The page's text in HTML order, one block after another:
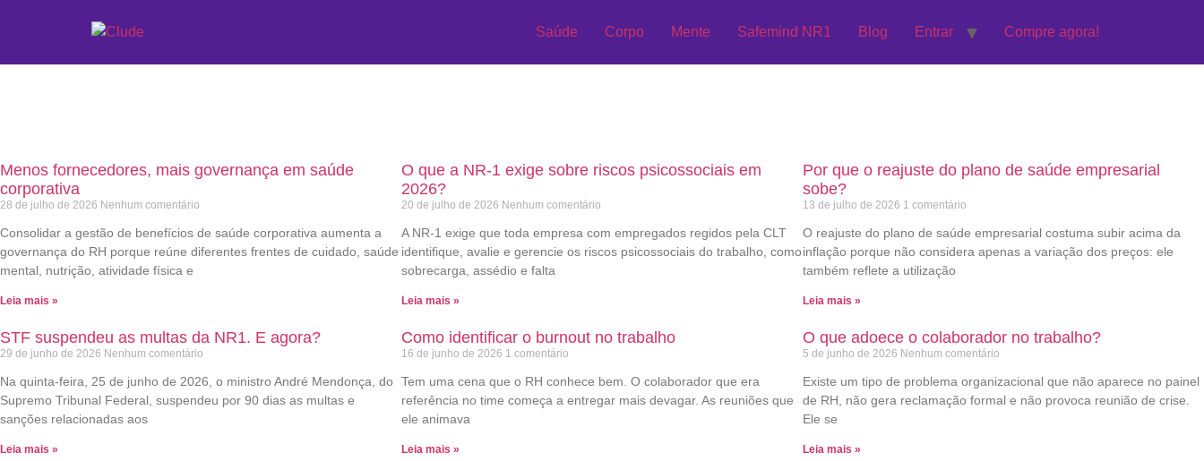
Saúde Corpo Mente Safemind NR1 Blog Entrar Compre agora!
Menos fornecedores, mais governança em saúde
corporativa
28 de julho de 2026 Nenhum comentário
Consolidar a gestão de benefícios de saúde corporativa aumenta a
governança do RH porque reúne diferentes frentes de cuidado, saúde
mental, nutrição, atividade física e
Leia mais »
O que a NR-1 exige sobre riscos psicossociais em
2026?
20 de julho de 2026 Nenhum comentário
A NR-1 exige que toda empresa com empregados regidos pela CLT
identifique, avalie e gerencie os riscos psicossociais do trabalho, como
sobrecarga, assédio e falta
Leia mais »
Por que o reajuste do plano de saúde empresarial
sobe?
13 de julho de 2026 1 comentário
O reajuste do plano de saúde empresarial costuma subir acima da
inflação porque não considera apenas a variação dos preços: ele
também reflete a utilização
Leia mais »
STF suspendeu as multas da NR1. E agora?
29 de junho de 2026 Nenhum comentário
Na quinta-feira, 25 de junho de 2026, o ministro André Mendonça, do
Supremo Tribunal Federal, suspendeu por 90 dias as multas e
sanções relacionadas aos
Leia mais »
Como identificar o burnout no trabalho
16 de junho de 2026 1 comentário
Tem uma cena que o RH conhece bem. O colaborador que era
referência no time começa a entregar mais devagar. As reuniões que
ele animava
Leia mais »
O que adoece o colaborador no trabalho?
5 de junho de 2026 Nenhum comentário
Existe um tipo de problema organizacional que não aparece no painel
de RH, não gera reclamação formal e não provoca reunião de crise.
Ele se
Leia mais »